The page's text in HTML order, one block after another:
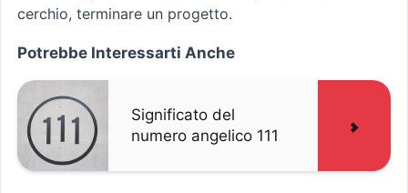
cerchio, terminare un progetto.
Potrebbe Interessarti Anche
Significato del
numero angelico 111